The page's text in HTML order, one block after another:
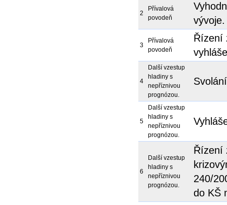
2
Přívalová
povodeň
3
Přívalová
povodeň
Řízení
4
Další vzestup
hladiny s
nepříznivou
prognózou.
5
Další vzestup
hladiny s
nepříznivou
prognózou.
6
Další vzestup
hladiny s
nepříznivou
prognózou.
Řízení
240/
do KŠ